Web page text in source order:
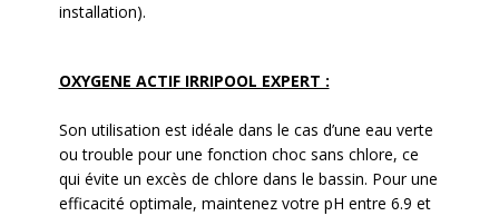
installation).
OXYGENE ACTIF IRRIPOOL EXPERT :
Son utilisation est idéale dans le cas d’une eau verte
ou trouble pour une fonction choc sans chlore, ce
qui évite un excès de chlore dans le bassin. Pour une
efficacité optimale, maintenez votre pH entre 6.9 et